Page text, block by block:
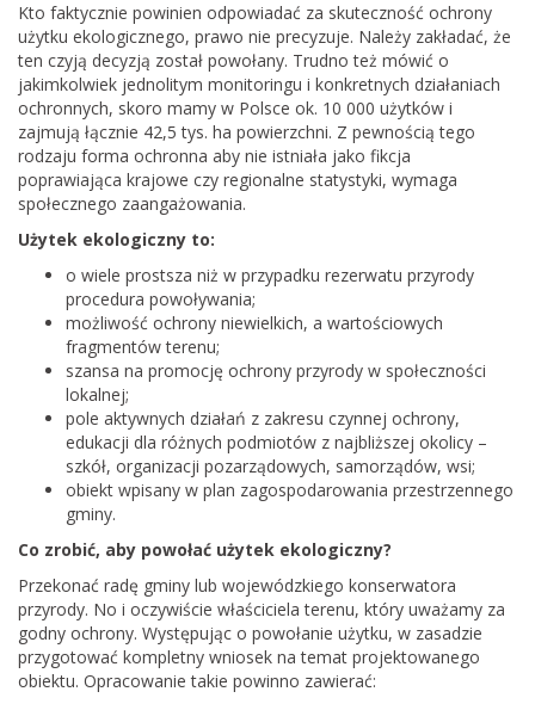
Kto faktycznie powinien odpowiadać za skuteczność ochrony
użytku ekologicznego, prawo nie precyzuje. Należy zakładać, że
ten czyją decyzją został powołany. Trudno też mówić o
jakimkolwiek jednolitym monitoringu i konkretnych działaniach
ochronnych, skoro mamy w Polsce ok. 10 000 użytków i
zajmują łącznie 42,5 tys. ha powierzchni. Z pewnością tego
rodzaju forma ochronna aby nie istniała jako fikcja
poprawiająca krajowe czy regionalne statystyki, wymaga
społecznego zaangażowania.
Użytek ekologiczny to:
o wiele prostsza niż w przypadku rezerwatu przyrody
procedura powoływania;
możliwość ochrony niewielkich, a wartościowych
fragmentów terenu;
szansa na promocję ochrony przyrody w społeczności
lokalnej;
pole aktywnych działań z zakresu czynnej ochrony,
edukacji dla różnych podmiotów z najbliższej okolicy –
szkół, organizacji pozarządowych, samorządów, wsi;
obiekt wpisany w plan zagospodarowania przestrzennego
gminy.
Co zrobić, aby powołać użytek ekologiczny?
Przekonać radę gminy lub wojewódzkiego konserwatora
przyrody. No i oczywiście właściciela terenu, który uważamy za
godny ochrony. Występując o powołanie użytku, w zasadzie
przygotować kompletny wniosek na temat projektowanego
obiektu. Opracowanie takie powinno zawierać: